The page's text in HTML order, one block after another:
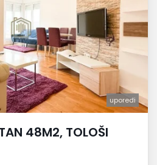
uporedi
48M2, TOLOŠI